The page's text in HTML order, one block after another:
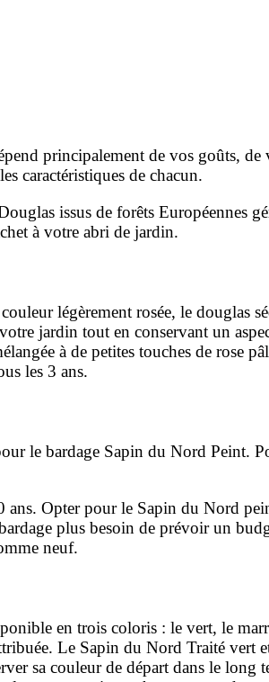
principalement de vos goûts,
caractéristiques de chacun.
issus de forêts Européennes
à votre abri de jardin.
légèrement rosée, le douglas
jardin tout en conservant un
à de petites touches de rose
les 3 ans.
le bardage Sapin du Nord Peint.
ans. Opter pour le Sapin du Nord
plus besoin de prévoir un
neuf.
en trois coloris : le vert, le
Le Sapin du Nord Traité vert
sa couleur de départ dans le long